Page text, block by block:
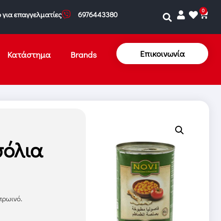
επαγγελματίες 6976443380 0
Κατάστημα Brands Επικοινωνία